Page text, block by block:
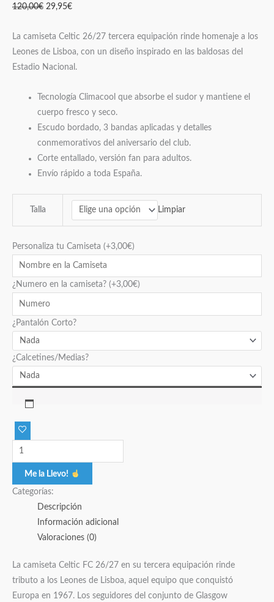
120,00€ 29,95€
La camiseta Celtic 26/27 tercera equipación rinde homenaje a los
Leones de Lisboa, con un diseño inspirado en las baldosas del
Estadio Nacional.
Tecnología Climacool que absorbe el sudor y mantiene el
cuerpo fresco y seco.
Escudo bordado, 3 bandas aplicadas y detalles
conmemorativos del aniversario del club.
Corte entallado, versión fan para adultos.
Envío rápido a toda España.
Talla Limpiar
Personaliza tu Camiseta (+3,00€)
¿Numero en la camiseta? (+3,00€)
¿Pantalón Corto?
¿Calcetines/Medias?
Me la Llevo!
Categorías:
Descripción
Información adicional
Valoraciones (0)
La camiseta Celtic FC 26/27 en su tercera equipación rinde
tributo a los Leones de Lisboa, aquel equipo que conquistó
Europa en 1967. Los seguidores del conjunto de Glasgow